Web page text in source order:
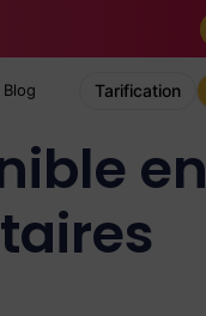
Blog Tarification
en